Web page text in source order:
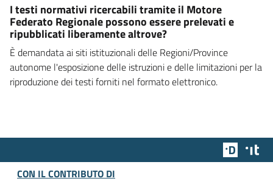
I testi normativi ricercabili tramite il Motore
Federato Regionale possono essere prelevati e
ripubblicati liberamente altrove?
È demandata ai siti istituzionali delle Regioni/Province
autonome l'esposizione delle istruzioni e delle limitazioni per la
riproduzione dei testi forniti nel formato elettronico.
Team
CON IL CONTRIBUTO DI